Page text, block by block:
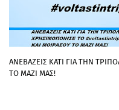
ΑΝΕΒΑΖΕΙΣ ΚΑΤΙ ΓΙΑ ΤΗΝ
ΤΟ ΜΑΖΙ ΜΑΣ!